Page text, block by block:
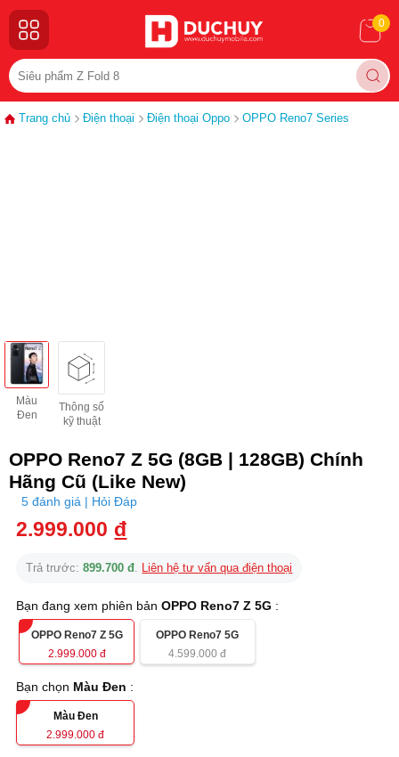
0
Trang chủ Điện thoại Điện thoại Oppo OPPO Reno7 Series
Màu
Đen
Thông số
kỹ thuật
OPPO Reno7 Z 5G (8GB | 128GB) Chính
Hãng Cũ (Like New)
5 đánh giá | Hỏi Đáp
2.999.000 đ
Trả trước:899.700 đ. Liên hệ tư vấn qua điện thoại
Bạn đang xem phiên bảnOPPO Reno7 Z 5G :
OPPO Reno7 Z 5G
2.999.000đ
OPPO Reno7 5G
4.599.000 đ
Bạn chọn Màu Đen :
Màu Đen
2.999.000 đ